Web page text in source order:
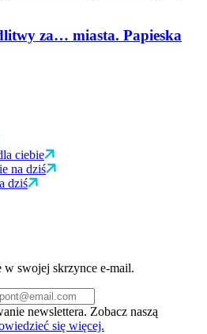
za… miasta. Papieska
ciebie
na dziś
dziś
swojej skrzynce e-mail.
newslettera. Zobacz naszą
się więcej.